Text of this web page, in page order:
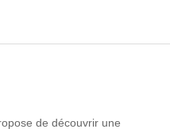
de découvrir une